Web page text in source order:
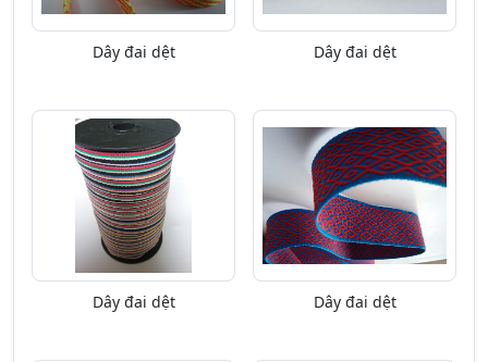
Dây đai dệt Dây đai dệt
Dây đai dệt Dây đai dệt